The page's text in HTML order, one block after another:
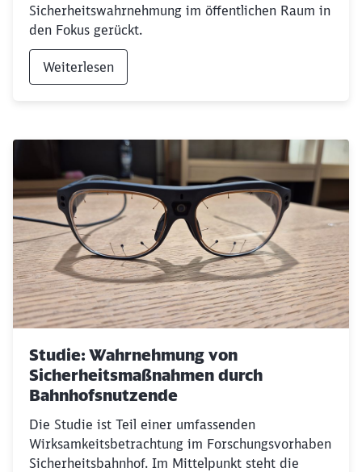
Sicherheitswahrnehmung im öffentlichen Raum in
den Fokus gerückt.
Weiterlesen
Studie: Wahrnehmung von
Sicherheitsmaßnahmen durch
Bahnhofsnutzende
Die Studie ist Teil einer umfassenden
Wirksamkeitsbetrachtung im Forschungsvorhaben
Sicherheitsbahnhof. Im Mittelpunkt steht die